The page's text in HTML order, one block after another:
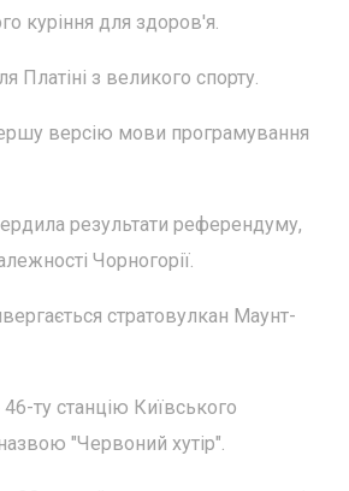
куріння для здоров'я.
Платіні з великого спорту.
версію мови програмування
результати референдуму,
Чорногорії.
стратовулкан Маунт-
ту станцію Київського
"Червоний хутір".